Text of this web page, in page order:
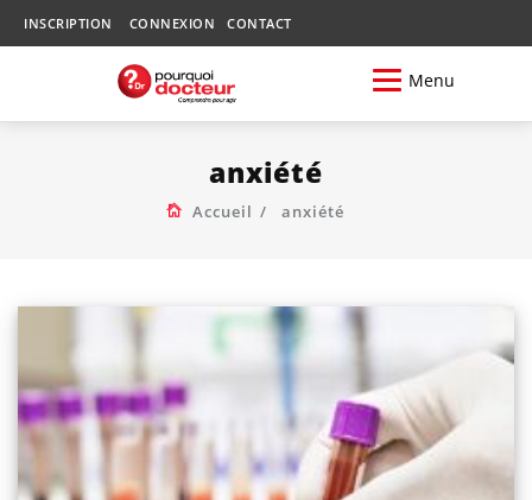
INSCRIPTION CONNEXION CONTACT
Menu
anxiété
Accueil anxiété